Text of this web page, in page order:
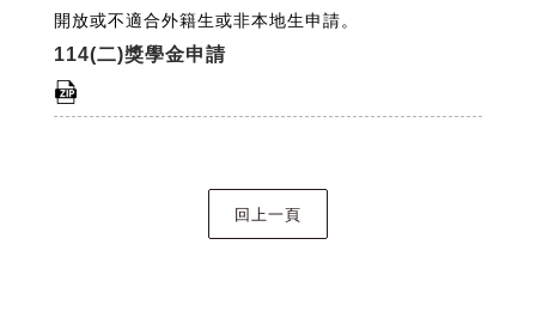
開放或不適合外籍生或非本地生申請。
114(二)獎學金申請